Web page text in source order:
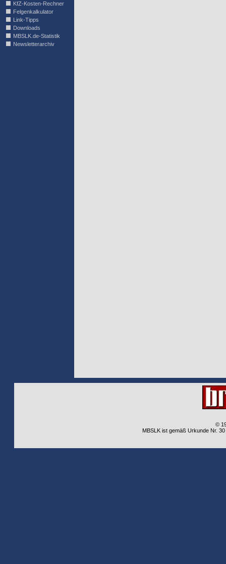
KfZ-Kosten-Rechner
Felgenkalkulator
Link-Tipps
Downloads
MBSLK.de-Statistik
Newsletterarchiv
©
MBSLK ist gemäß Urkunde Nr.